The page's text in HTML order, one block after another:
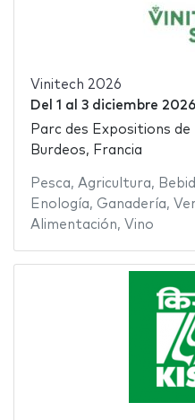
Vinitech 2026
Del 1 al 3 diciembre 2026
Parc des Expositions de
Burdeos, Francia
Pesca, Agricultura,
Enología, Ganadería,
Alimentación, Vino